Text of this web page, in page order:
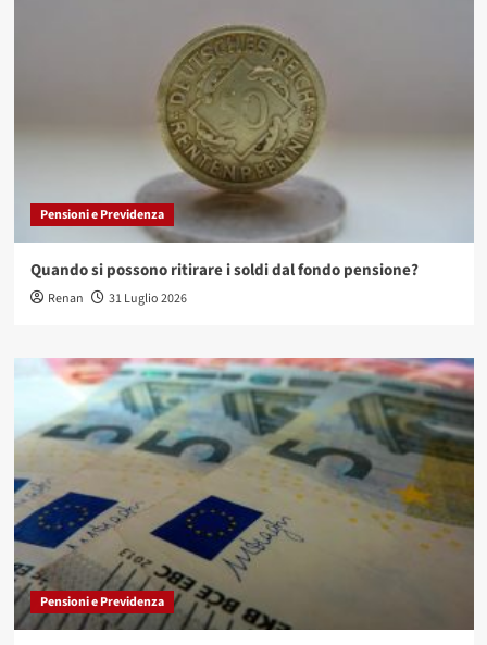
Pensioni e Previdenza
Quando si possono ritirare i soldi dal fondo pensione?
Renan 31 Luglio 2026
Pensioni e Previdenza